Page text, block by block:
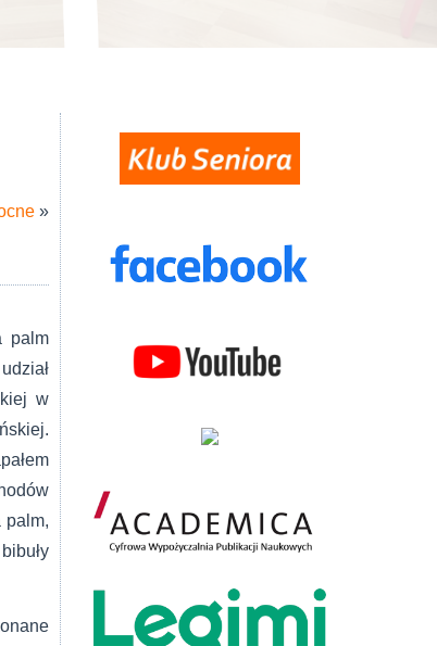
»
palm
w
palm,